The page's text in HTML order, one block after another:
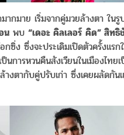
กมาย เริ่มจากคู่มวยล้างตา ในรู
น พบ “เดอะ คิลเลอร์ คิด” สิทธิ
ซิ่ง ซึ่งจะประเดิมเปิดตัวครั้งแรก
การหวนคืนสังเวียนในเมืองไทย
างตากับคู่ปรับเก่า ซึ่งเคยผลัดกัน